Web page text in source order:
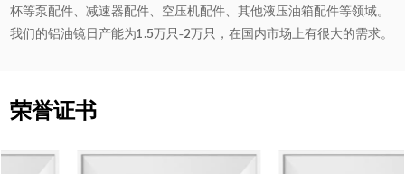
杯等泵配件、减速器配件、空压机配件、其他液压油箱配件等领域。
我们的铝油镜日产能为1.5万只-2万只，在国内市场上有很大的需求。
荣誉证书